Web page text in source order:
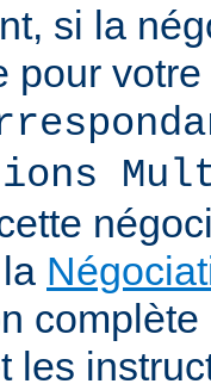
si la
pour
les